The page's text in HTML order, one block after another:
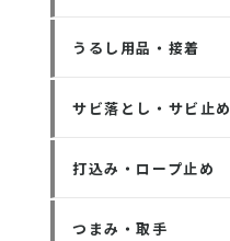
うるし用品・接着
サビ落とし・サビ止め
打込み・ロープ止め
つまみ・取手